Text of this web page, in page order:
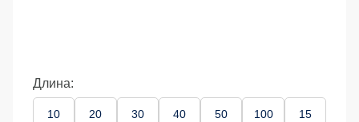
Длина:
10 20 30 40 50 100 15